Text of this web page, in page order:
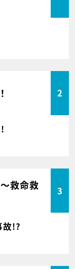
2
救命救
3
故!?